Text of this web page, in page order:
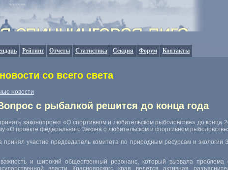
Рейтинг Отчеты Статистика Секция Форум Контакты
со всего света
новости
с рыбалкой решится до конца года
законопроект «О спортивном и любительском рыболовстве» до
«О проекте федерального Закона о любительском и спортивном
принял участие председатель комитета по природным ресурсам и экологии
и широкий общественный резонанс, который вызвала
власти Красноярского края ведется активная